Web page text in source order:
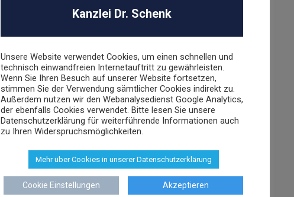
Kanzlei Dr. Schenk
Unsere Website verwendet Cookies, um einen schnellen und
technisch einwandfreien Internetauftritt zu gewährleisten.
Wenn Sie Ihren Besuch auf unserer Website fortsetzen,
stimmen Sie der Verwendung sämtlicher Cookies indirekt zu.
Außerdem nutzen wir den Webanalysedienst Google Analytics,
der ebenfalls Cookies verwendet. Bitte lesen Sie unsere
Datenschutzerklärung für weiterführende Informationen auch
zu Ihren Widerspruchsmöglichkeiten.
Mehr über Cookies in unserer Datenschutzerklärung
Cookie Einstellungen Akzeptieren